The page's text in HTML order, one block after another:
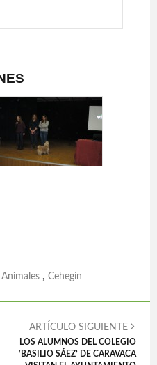
Animales , Cehegín
ARTÍCULO SIGUIENTE
LOS ALUMNOS DEL COLEGIO
‘BASILIO SÁEZ’ DE CARAVACA